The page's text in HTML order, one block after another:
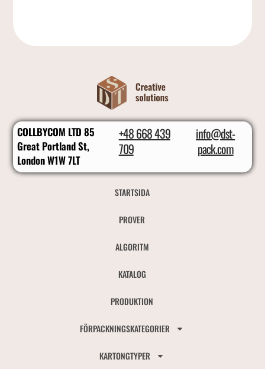
COLLBYCOM LTD 85
Great Portland St,
London W1W 7LT
+48 668 439
709
info@dst-
pack.com
STARTSIDA
PROVER
ALGORITM
KATALOG
PRODUKTION
FÖRPACKNINGSKATEGORIER
KARTONGTYPER